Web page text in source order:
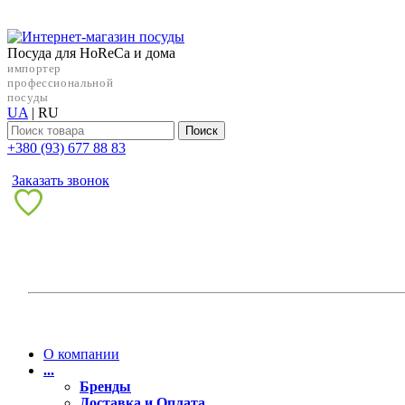
Посуда для HoReCa и дома
импортер
профессиональной
посуды
UA | RU
Поиск
+38‎0 (93) 677 88 83
Заказать звонок
О компании
...
Бренды